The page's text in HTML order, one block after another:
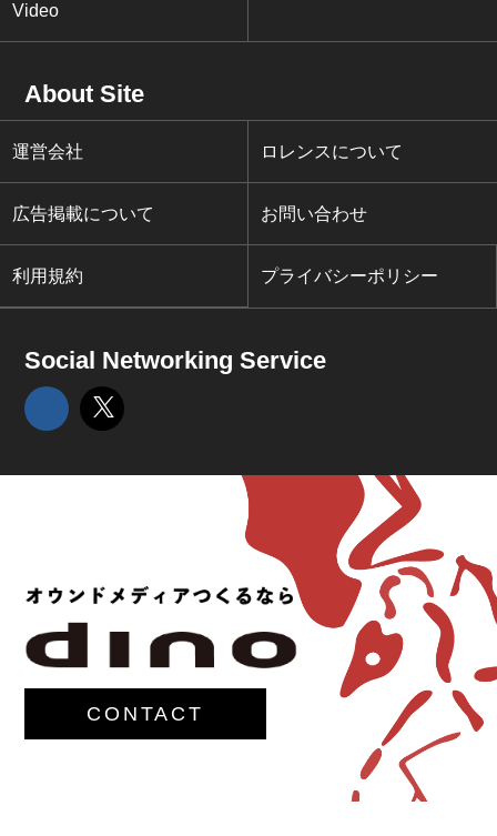
Video
About Site
運営会社 ロレンスについて
広告掲載について お問い合わせ
利用規約 プライバシーポリシー
Social Networking Service
CONTACT